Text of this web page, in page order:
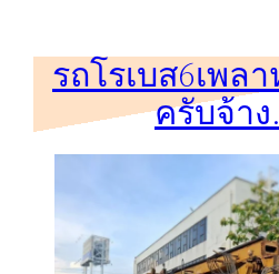
รถโรเบส6เพล
ครับจ้าง